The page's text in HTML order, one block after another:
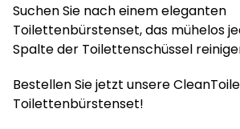
Suchen Sie nach einem eleganten
Toilettenbürstenset, das mühelos
Spalte der Toilettenschüssel
Bestellen Sie jetzt unsere
Toilettenbürstenset!